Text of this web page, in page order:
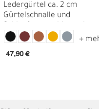
Ledergürtel ca. 2 cm
Gürtelschnalle und
Leder
47,90 €